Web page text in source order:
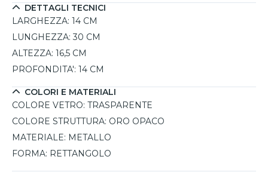
preciso, ideale per soggiorni, camere o ingressi.
Compatibile con lampadine LED E14, supporta una
potenza massima di 2x40W ed è dimmerabile tramite
DETTAGLI TECNICI
LARGHEZZA: 14 CM
LUNGHEZZA: 30 CM
ALTEZZA: 16,5 CM
PROFONDITA': 14 CM
COLORI E MATERIALI
COLORE VETRO: TRASPARENTE
COLORE STRUTTURA: ORO OPACO
MATERIALE: METALLO
FORMA: RETTANGOLO